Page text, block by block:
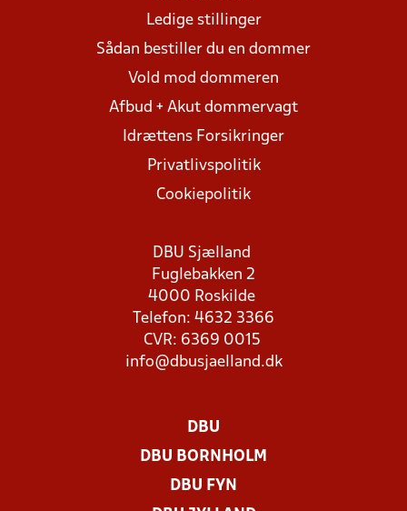
Ledige stillinger
Sådan bestiller du en dommer
Vold mod dommeren
Afbud + Akut dommervagt
Idrættens Forsikringer
Privatlivspolitik
Cookiepolitik
DBU Sjælland
Fuglebakken 2
4000 Roskilde
Telefon: 4632 3366
CVR: 6369 0015
info@dbusjaelland.dk
DBU
DBU BORNHOLM
DBU FYN